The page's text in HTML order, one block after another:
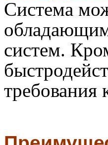
Система
систем.
требования